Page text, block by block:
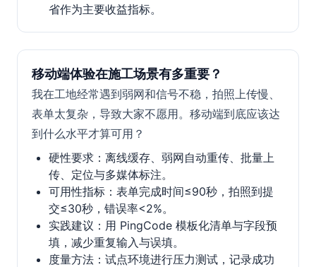
省作为主要收益指标。
移动端体验在施工场景有多重要？
我在工地经常遇到弱网和信号不稳，拍照上传慢、
表单太复杂，导致大家不愿用。移动端到底应该达
到什么水平才算可用？
硬性要求：离线缓存、弱网自动重传、批量上
传、定位与多媒体标注。
可用性指标：表单完成时间≤90秒，拍照到提
交≤30秒，错误率<2%。
实践建议：用 PingCode 模板化清单与字段预
填，减少重复输入与误填。
度量方法：试点环境进行压力测试，记录成功